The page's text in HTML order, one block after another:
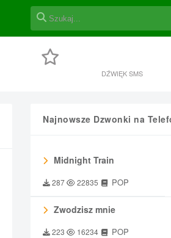
DŹWIĘK SMS
Najnowsze Dzwonki na
Midnight Train
287 22835 POP
Zwodzisz mnie
223 16234 POP